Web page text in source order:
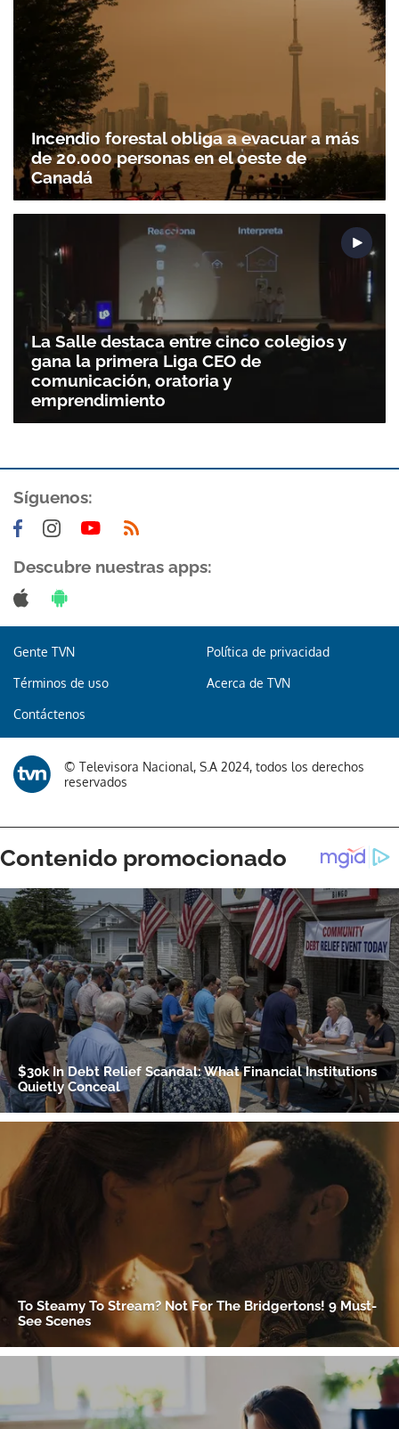
Gracias por suscribirte a nuestro boletín.
ACEPTAR
Incendio forestal obliga a evacuar a más
de 20.000 personas en el oeste de
Canadá
La Salle destaca entre cinco colegios y
gana la primera Liga CEO de
comunicación, oratoria y
emprendimiento
Síguenos:
Descubre nuestras apps:
Gente TVN Política de privacidad
Términos de uso Acerca de TVN
Contáctenos
© Televisora Nacional, S.A 2024, todos los derechos
reservados